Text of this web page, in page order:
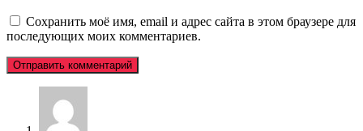
Сохранить моё имя, email и адрес сайта в этом браузере для
последующих моих комментариев.